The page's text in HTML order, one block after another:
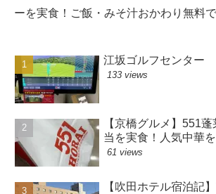
ーを実食！ご飯・みそ汁おかわり無料
江坂ゴルフセンター
133 views
【京橋グルメ】551
当を実食！人気中華
61 views
【吹田ホテル宿泊記